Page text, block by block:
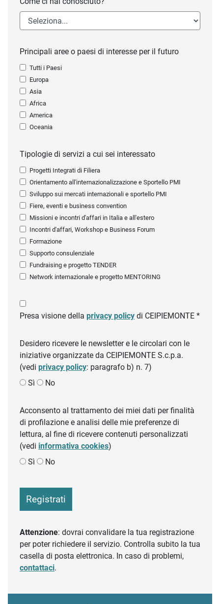
Principali aree o paesi di interesse per il futuro
Tutti i Paesi
Europa
Asia
Africa
America
Oceania
Tipologie di servizi a cui sei interessato
Progetti Integrati di Filiera
Orientamento all'internazionalizzazione e Sportello PMI
Sviluppo sui mercati internazionali e sportello PMI
Fiere, eventi e business convention
Missioni e incontri d'affari in Italia e all'estero
Incontri d'affari, Workshop e Business Forum
Formazione
Supporto consulenziale
Fundraising e progetto TENDER
Network internazionale e progetto MENTORING
Presa visione della privacy policy di CEIPIEMONTE *
Desidero ricevere le newsletter e le circolari con le
iniziative organizzate da CEIPIEMONTE S.c.p.a.
(vedi privacy policy: paragrafo b) n. 7)
Sì
No
Acconsento al trattamento dei miei dati per finalità
di profilazione e analisi delle mie preferenze di
lettura, al fine di ricevere contenuti personalizzati
(vedi informativa cookies)
Sì
No
Registrati
Attenzione: dovrai convalidare la tua registrazione
per poter richiedere il servizio. Controlla subito la tua
casella di posta elettronica. In caso di problemi,
contattaci.